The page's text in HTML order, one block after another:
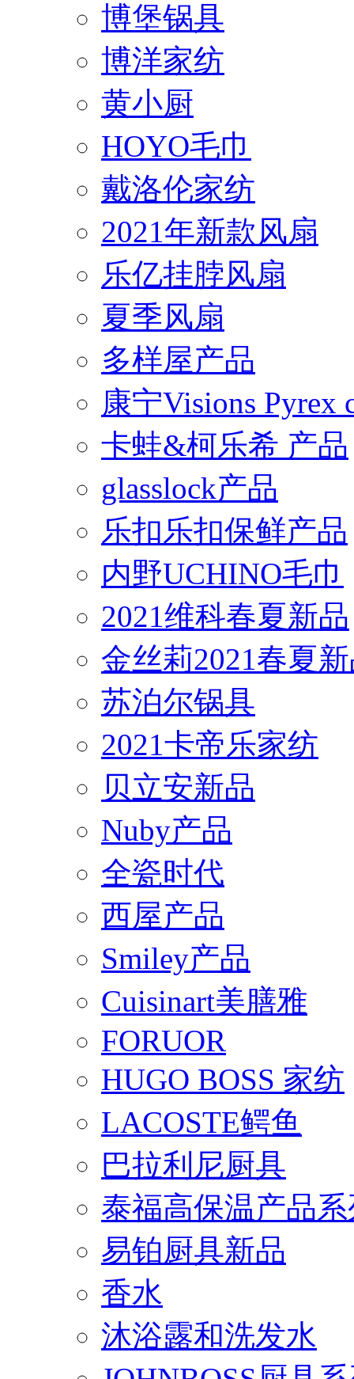
博堡锅具
博洋家纺
黄小厨
HOYO毛巾
戴洛伦家纺
2021年新款风扇
乐亿挂脖风扇
夏季风扇
多样屋产品
康宁Visions Pyrex
卡蛙&柯乐希 产品
glasslock产品
乐扣乐扣保鲜产品
内野UCHINO毛巾
2021维科春夏新品
金丝莉2021春夏
苏泊尔锅具
2021卡帝乐家纺
贝立安新品
Nuby产品
全瓷时代
西屋产品
Smiley产品
Cuisinart美膳雅
FORUOR
HUGO BOSS 家纺
LACOSTE鳄鱼
巴拉利尼厨具
泰福高保温产品
易铂厨具新品
香水
沐浴露和洗发水